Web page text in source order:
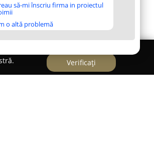
să-mi înscriu firma in proiectul
o altă problemă
Verificați